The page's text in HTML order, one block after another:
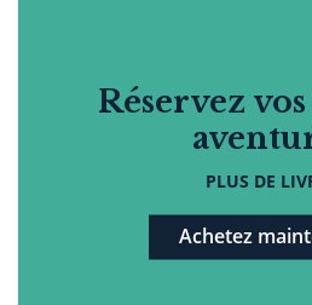
Réservez
PLUS DE
Achetez